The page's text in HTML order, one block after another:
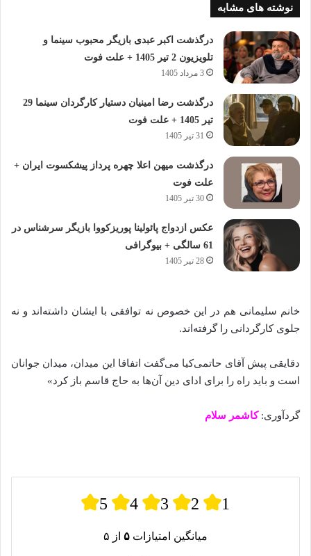
نوشته های مشابه
درگذشت اکبر عبدی بازیگر محبوب سینما و
تلویزیون 2 تیر 1405 + علت فوت
3 مرداد 1405
درگذشت رضا امینیان دستیار کارگردان سینما 29
تیر 1405 + علت فوت
31 تیر 1405
درگذشت میهن اعلا چهره پرداز پیشکسوت ایران +
علت فوت
30 تیر 1405
عکس ازدواج پائولینا پوریزکووا بازیگر سرشناس در
61 سالگی + بیوگرافی
28 تیر 1405
خانم سلیمانی هم در این خصوص نه توافقی با ایشان داشته‌اند و نه
جلوی کارگردانی را گرفته‌اند.
دقایقی پیش آقای حاتمی‌کیا می‌گفت اتفاقا این میدان، میدان جوانان
است و باید راه را برای ادای دین آن‌ها به حاج قاسم باز کرد»
گردآوری:کاشمر سلام
5 4 3 2 1
میانگین امتیازات ۵ از ۵